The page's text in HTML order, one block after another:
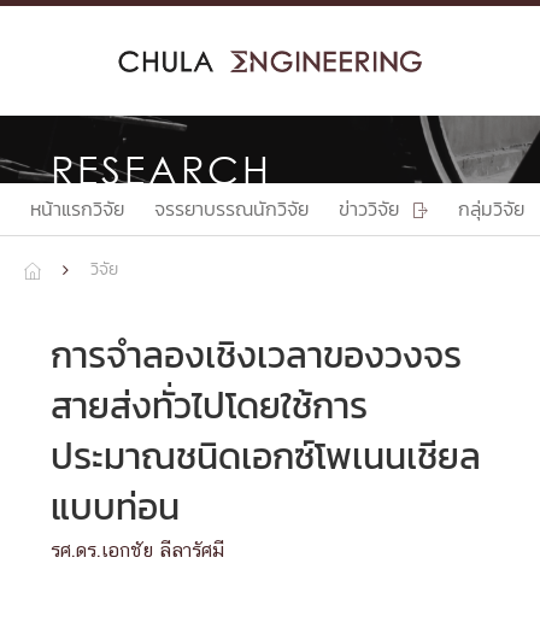
Skip
RESEARCH
หน้าแรกวิจัย จรรยาบรรณนักวิจัย ข่าววิจัย  กลุ่มวิจัย
  วิจัย
การจำลองเชิงเวลาของวงจร
สายส่งทั่วไปโดยใช้การ
ประมาณชนิดเอกซ์โพเนนเชียล
แบบท่อน
รศ.ดร.เอกชัย ลีลารัศมี